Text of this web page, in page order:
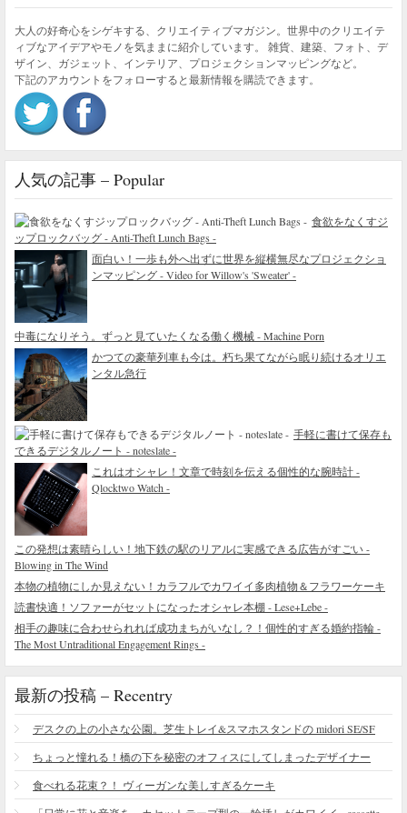
大人の好奇心をシゲキする、クリエイティブマガジン。世界中のクリエイテ
ィブなアイデアやモノを気ままに紹介しています。 雑貨、建築、フォト、デ
ザイン、ガジェット、インテリア、プロジェクションマッピングなど。
下記のアカウントをフォローすると最新情報を購読できます。
人気の記事 – Popular
食欲をなくすジ
ップロックバッグ - Anti-Theft Lunch Bags -
面白い！一歩も外へ出ずに世界を縦横無尽なプロジェクショ
ンマッピング - Video for Willow's 'Sweater' -
中毒になりそう。ずっと見ていたくなる働く機械 - Machine Porn
かつての豪華列車も今は。朽ち果てながら眠り続けるオリエ
ンタル急行
手軽に書けて保存も
できるデジタルノート - noteslate -
これはオシャレ！文章で時刻を伝える個性的な腕時計 -
Qlocktwo Watch -
この発想は素晴らしい！地下鉄の駅のリアルに実感できる広告がすごい -
Blowing in The Wind
本物の植物にしか見えない！カラフルでカワイイ多肉植物＆フラワーケーキ
読書快適！ソファーがセットになったオシャレ本棚 - Lese+Lebe -
相手の趣味に合わせられれば成功まちがいなし？！個性的すぎる婚約指輪 -
The Most Untraditional Engagement Rings -
最新の投稿 – Recentry
デスクの上の小さな公園。芝生トレイ&スマホスタンドの midori SE/SF
ちょっと憧れる！橋の下を秘密のオフィスにしてしまったデザイナー
食べれる花束？！ ヴィーガンな美しすぎるケーキ